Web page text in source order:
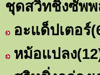
ชุดสวิทชิ่งซัพพ
อะแด็ปเตอร์
หม้อแปลง